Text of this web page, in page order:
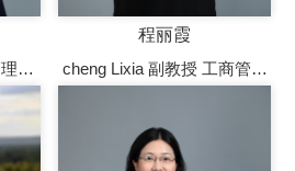
程丽霞
cheng Lixia 副教授 工商管理
士生导师